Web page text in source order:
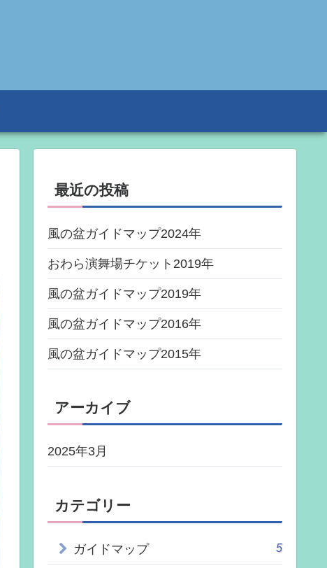
最近の投稿
風の盆ガイドマップ2024年
おわら演舞場チケット2019年
風の盆ガイドマップ2019年
風の盆ガイドマップ2016年
風の盆ガイドマップ2015年
アーカイブ
2025年3月
カテゴリー
ガイドマップ 5